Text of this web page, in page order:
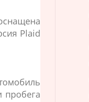
Plaid
пробега